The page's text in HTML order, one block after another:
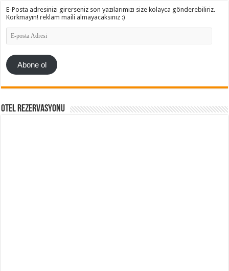
E-Posta adresinizi girerseniz son yazılarımızı size kolayca gönderebiliriz.
Korkmayın! reklam maili almayacaksınız :)
E-
posta
Abone ol
Otel Rezervasyonu